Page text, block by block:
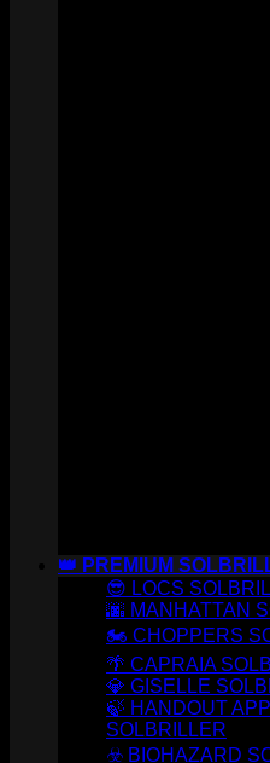
👑 PREMIUM
😎 LOCS
🌆 MANHATTAN
🏍️ CHOPPERS
🌴 CAPRAIA
💎 GISELLE
🍃 HANDOUT
SOLBRILLER
☣️ BIOHAZARD